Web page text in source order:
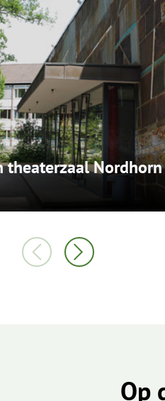
theaterzaal Nordhorn
Op